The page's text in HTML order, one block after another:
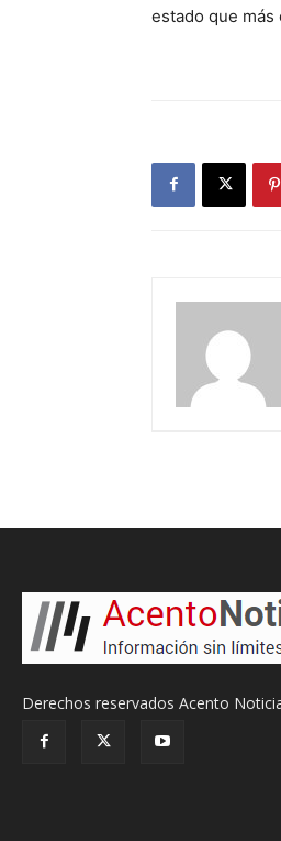
estado que más
Derechos reservados Acento